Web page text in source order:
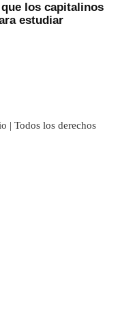
los capitalinos
estudiar
| Todos los derechos